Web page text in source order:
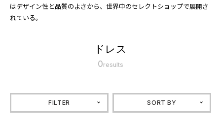
はデザイン性と品質のよさから、世界中のセレクトショップで展開さ
れている。
ドレス
0results
FILTER SORT BY